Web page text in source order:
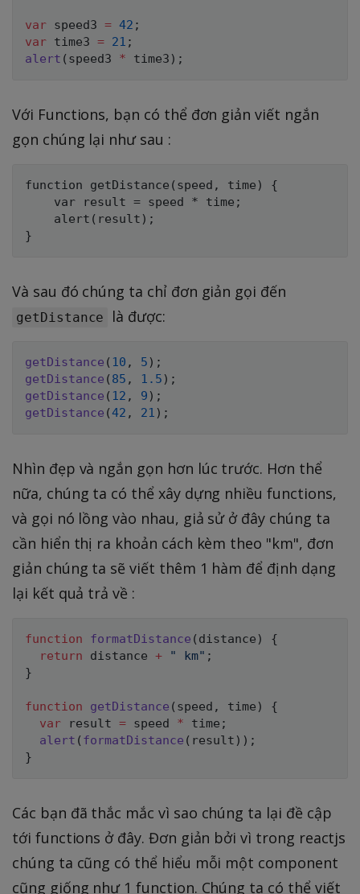
var speed3 = 42 ;
var time3 = 21 ;
alert ( speed3 * time3 ) ;
Với Functions, bạn có thể đơn giản viết ngắn
gọn chúng lại như sau :
function getDistance(speed, time) {
    var result = speed * time;
    alert(result);
Và sau đó chúng ta chỉ đơn giản gọi đến
getDistance là được:
getDistance ( 10 , 5 ) ;
getDistance ( 85 , 1.5 ) ;
getDistance ( 12 , 9 ) ;
getDistance (42 , 21 ) ;
Nhìn đẹp và ngắn gọn hơn lúc trước. Hơn thể
nữa, chúng ta có thể xây dựng nhiều functions,
và gọi nó lồng vào nhau, giả sử ở đây chúng ta
cần hiển thị ra khoản cách kèm theo "km", đơn
giản chúng ta sẽ viết thêm 1 hàm để định dạng
lại kết quả trả về :
function formatDistance ( distance )
{
return distance + " km" ;
}
function getDistance ( speed , time )
{
var result = speed * time ;
alert ( formatDistance ( result ) ) ;
}
Các bạn đã thắc mắc vì sao chúng ta lại đề cập
tới functions ở đây. Đơn giản bởi vì trong reactjs
chúng ta cũng có thể hiểu mỗi một component
cũng giống như 1 function. Chúng ta có thể viết